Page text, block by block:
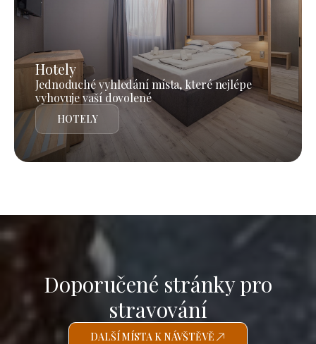
Hotely
Jednoduché vyhledání místa, které nejlépe
vyhovuje vaší dovolené
HOTELY
Doporučené stránky pro
stravování
DALŠÍ MÍSTA K NÁVŠTĚVĚ